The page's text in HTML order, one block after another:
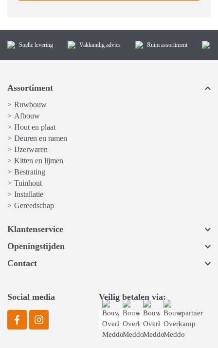
Snelle levering Vakkundig advies Ruim assortiment
Assortiment
> Ruwbouw
> Afbouw
> Hout en plaat
> Deuren en ramen
> IJzerwaren
> Kitten en lijmen
> Bestrating
> Tuinhout
> Installatie
> Gereedschap
Klantenservice
Openingstijden
Contact
Social media Veilig betalen via: